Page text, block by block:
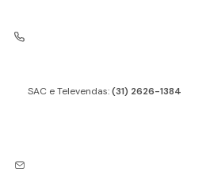
SAC e Televendas:(31) 2626-1384